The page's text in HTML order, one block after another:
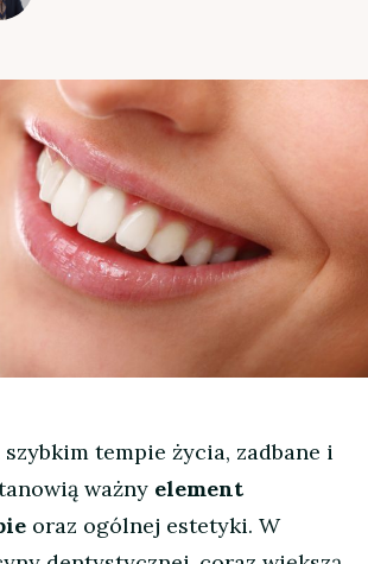
tempie życia, zadbane i
ważny element
oraz ogólnej estetyki. W